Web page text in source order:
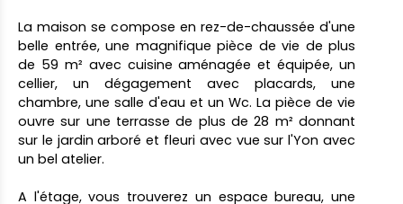
La maison se compose en rez-de-chaussée d'une
belle entrée, une magnifique pièce de vie de plus
de 59 m² avec cuisine aménagée et équipée, un
cellier, un dégagement avec placards, une
chambre, une salle d'eau et un Wc. La pièce de vie
ouvre sur une terrasse de plus de 28 m² donnant
sur le jardin arboré et fleuri avec vue sur l'Yon avec
un bel atelier.
A l'étage, vous trouverez un espace bureau, une